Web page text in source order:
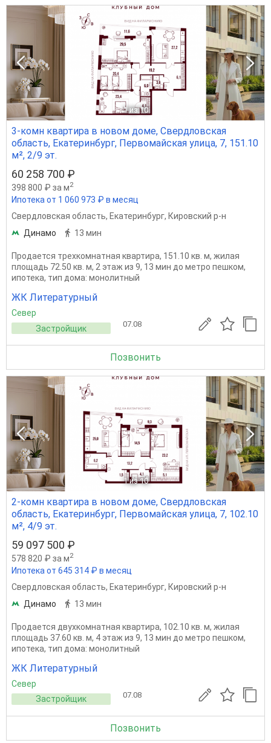
1 из 10
3-комн квартира в новом доме, Свердловская
область, Екатеринбург, Первомайская улица, 7, 151.10
м², 2/9 эт.
60 258 700 ₽
398 800 ₽ за м2
Ипотека от 1 060 973 ₽ в месяц
Свердловская область, Екатеринбург, Кировский р-н
Динамо
13 мин
Продается трехкомнатная квартира, 151.10 кв. м, жилая
площадь 72.50 кв. м, 2 этаж из 9, 13 мин до метро пешком,
ипотека, тип дома: монолитный
ЖК Литературный
Север
Застройщик
07.08
Позвонить
1 из 10
2-комн квартира в новом доме, Свердловская
область, Екатеринбург, Первомайская улица, 7, 102.10
м², 4/9 эт.
59 097 500 ₽
578 820 ₽ за м2
Ипотека от 645 314 ₽ в месяц
Свердловская область, Екатеринбург, Кировский р-н
Динамо
13 мин
Продается двухкомнатная квартира, 102.10 кв. м, жилая
площадь 37.60 кв. м, 4 этаж из 9, 13 мин до метро пешком,
ипотека, тип дома: монолитный
ЖК Литературный
Север
Застройщик
07.08
Позвонить